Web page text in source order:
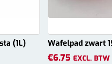
(1L)
Wafelpad zwart
€6.75 EXCL. BTW